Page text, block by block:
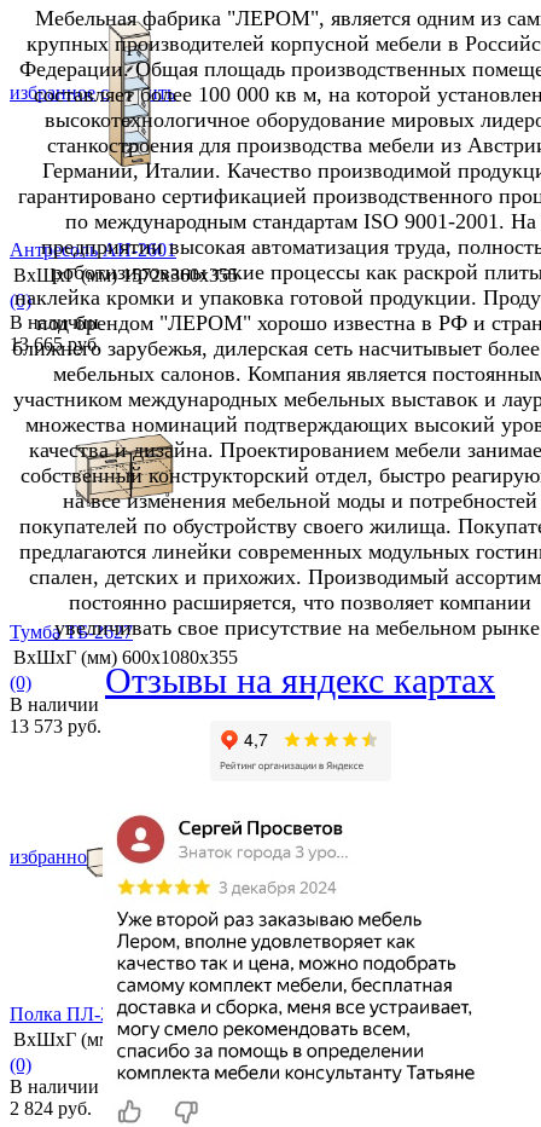
избранное сравнить
избранное сравнить
Антресоль АН-2601
ВхШхГ (мм) 1572х360х355
(0)
В наличии
13 665 руб.
избранное сравнить
Тумба ТБ-2627
ВхШхГ (мм) 600х1080х355
(0)
В наличии
13 573 руб.
Полка ПЛ-2603
ВхШхГ (мм)
270х1260х264
(0)
В наличии
2 824 руб.
Мебельная фабрика "ЛЕРОМ", является одним из
крупных производителей корпусной мебели в
Федерации. Общая площадь производственных
составляет более 100 000 кв м, на которой
высокотехнологичное оборудование мировых
станкостроения для производства мебели из
Германии, Италии. Качество производимой
гарантировано сертификацией производственного
по международным стандартам ISO 9001-2001. На
предприятии высокая автоматизация труда,
роботизированы такие процессы как раскрой
наклейка кромки и упаковка готовой продукции.
под брендом "ЛЕРОМ" хорошо известна в РФ и
ближнего зарубежья, дилерская сеть насчитывыет
мебельных салонов. Компания является
участником международных мебельных выставок и
множества номинаций подтверждающих высокий
качества и дизайна. Проектированием мебели
собственный конструкторский отдел, быстро
на все изменения мебельной моды и потребностей
покупателей по обустройству своего жилища.
предлагаются линейки современных модульных
спален, детских и прихожих. Производимый
постоянно расширяется, что позволяет компании
увеличивать свое присутствие на мебельном
Отзывы на яндекс картах